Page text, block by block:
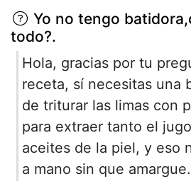
Yo no tengo
todo?.
Hola, gracias por tu
receta, sí necesitas una
de triturar las limas con
para extraer tanto el
aceites de la piel, y eso
a mano sin que